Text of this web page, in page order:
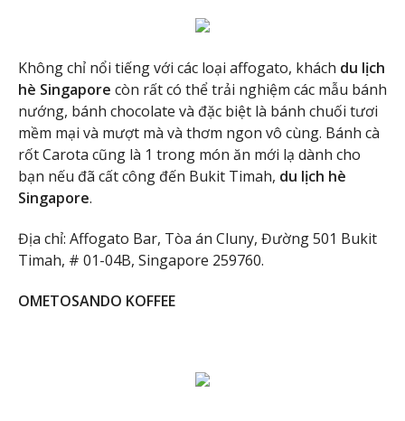
Không chỉ nổi tiếng với các loại affogato, khách du lịch
hè Singapore còn rất có thể trải nghiệm các mẫu bánh
nướng, bánh chocolate và đặc biệt là bánh chuối tươi
mềm mại và mượt mà và thơm ngon vô cùng. Bánh cà
rốt Carota cũng là 1 trong món ăn mới lạ dành cho
bạn nếu đã cất công đến Bukit Timah, du lịch hè
Singapore.
Địa chỉ: Affogato Bar, Tòa án Cluny, Đường 501 Bukit
Timah, # 01-04B, Singapore 259760.
OMETOSANDO KOFFEE